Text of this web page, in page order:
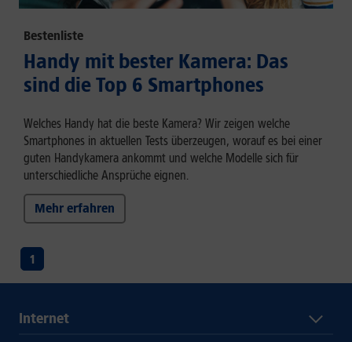
Bestenliste
Handy mit bester Kamera: Das
sind die Top 6 Smartphones
Welches Handy hat die beste Kamera? Wir zeigen welche
Smartphones in aktuellen Tests überzeugen, worauf es bei einer
guten Handykamera ankommt und welche Modelle sich für
unterschiedliche Ansprüche eignen.
Mehr erfahren
1
Internet